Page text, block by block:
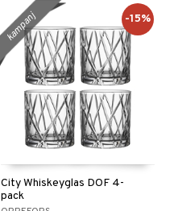
City Whiskeyglas DOF 4-
pack
kampanj -15%